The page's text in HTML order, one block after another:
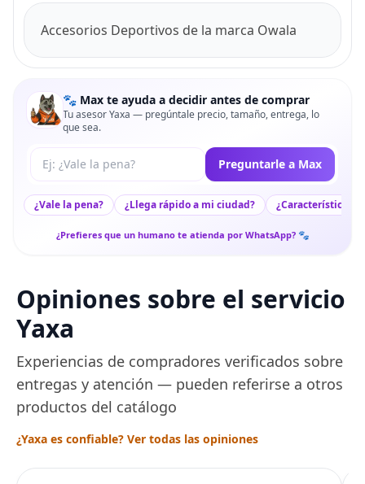
Accesorios Deportivos de la marca Owala
🐾 Max te ayuda a decidir antes de comprar
Tu asesor Yaxa — pregúntale precio, tamaño, entrega, lo
que sea.
Tu pregunta a Max Preguntarle a Max
¿Vale la pena? ¿Llega rápido a mi ciudad? ¿Características
¿Prefieres que un humano te atienda por WhatsApp? 🐾
Opiniones sobre el servicio
Yaxa
Experiencias de compradores verificados sobre
entregas y atención — pueden referirse a otros
productos del catálogo
¿Yaxa es confiable? Ver todas las opiniones